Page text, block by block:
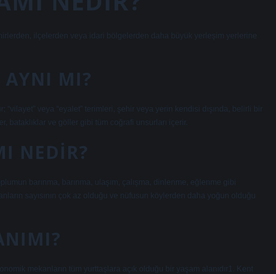
ilçelerden veya idari bölgelerden daha büyük yerleşim yerlerine
AYNI MI?
“vilayet” veya “eyalet” terimleri, şehir veya yerin kendisi dışında, belirli bir
bataklıklar ve göller gibi tüm coğrafi unsurları içerir.
NEDIR?
barınma, barınma, ulaşım, çalışma, dinlenme, eğlenme gibi
sayısının çok az olduğu ve nüfusun köylerden daha yoğun olduğu
mekanların tüm yurttaşlara açık olduğu bir yaşam alanıdır1. Kent